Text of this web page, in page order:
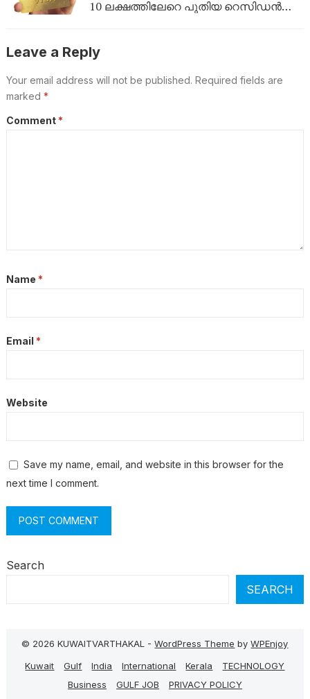
10 ലക്ഷത്തിലേറെ പുതിയ റെസിഡൻസി
Leave a Reply
Your email address will not be published. Required fields are
marked *
Comment *
Name *
Email *
Website
Save my name, email, and website in this browser for the
next time I comment.
Search
SEARCH
© 2026 KUWAITVARTHAKAL -WordPress Theme byWPEnjoy
Kuwait
Gulf India International Kerala
TECHNOLOGY
Business
GULF JOB PRIVACY POLICY